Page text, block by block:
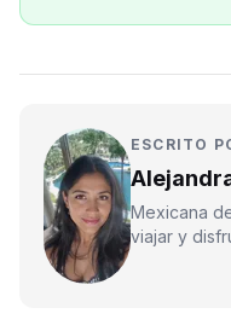
ESCRITO
Mexicana
viajar y